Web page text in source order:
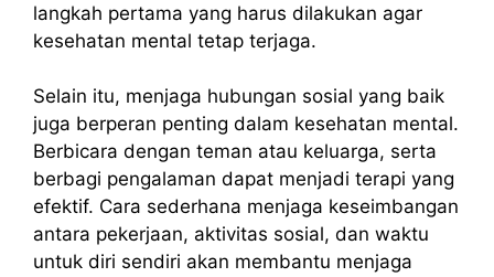
langkah pertama yang harus dilakukan agar
kesehatan mental tetap terjaga.
Selain itu, menjaga hubungan sosial yang baik
juga berperan penting dalam kesehatan mental.
Berbicara dengan teman atau keluarga, serta
berbagi pengalaman dapat menjadi terapi yang
efektif. Cara sederhana menjaga keseimbangan
antara pekerjaan, aktivitas sosial, dan waktu
untuk diri sendiri akan membantu menjaga